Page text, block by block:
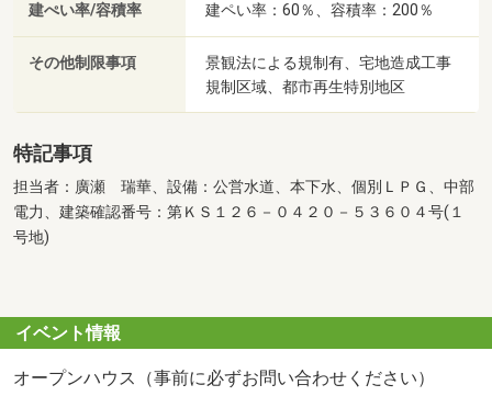
建ぺい率/容積率 建ペい率：60％、容積率：200％
その他制限事項
景観法による規制有、宅地造成工事
規制区域、都市再生特別地区
特記事項
担当者：廣瀬 瑞華、設備：公営水道、本下水、個別ＬＰＧ、中部
電力、建築確認番号：第ＫＳ１２６－０４２０－５３６０４号(１
号地)
イベント情報
オープンハウス（事前に必ずお問い合わせください）